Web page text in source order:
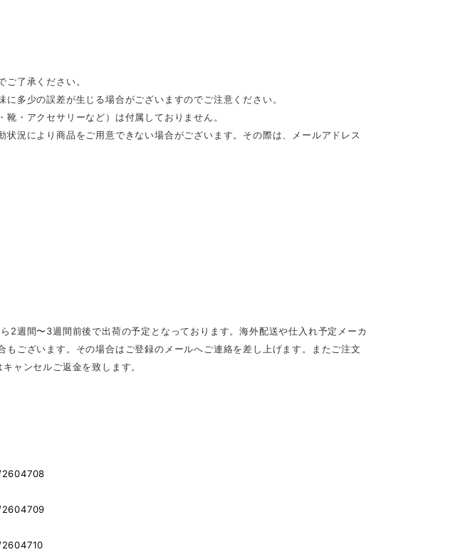
了承ください。
多少の誤差が生じる場合がございますのでご注意ください。
・アクセサリーなど）は付属しておりません。
況により商品をご用意できない場合がございます。その際は、メールアドレス
2週間〜3週間前後で出荷の予定となっております。海外配送や仕入れ予定メーカ
ございます。その場合はご登録のメールへご連絡を差し上げます。またご注文
ャンセルご返金を致します。